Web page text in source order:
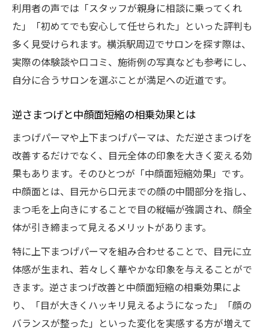
利用者の声では「スタッフが親身に相談に乗ってくれ
た」「初めてでも安心して任せられた」といった評判も
多く見受けられます。横浜駅周辺でサロンを探す際は、
実際の体験談や口コミ、施術例の写真なども参考にし、
自分に合うサロンを選ぶことが満足への近道です。
逆さまつげと中顔面短縮の相乗効果とは
まつげパーマや上下まつげパーマは、ただ逆さまつげを
改善するだけでなく、目元全体の印象を大きく変える効
果もあります。そのひとつが「中顔面短縮効果」です。
中顔面とは、目元から口元までの顔の中間部分を指し、
まつ毛を上向きにすることで目の縦幅が強調され、顔全
体が引き締まって見えるメリットがあります。
特に上下まつげパーマを組み合わせることで、目元に立
体感が生まれ、若々しく華やかな印象を与えることがで
きます。逆さまつげ改善と中顔面短縮の相乗効果によ
り、「目が大きくハッキリ見えるようになった」「顔の
バランスが整った」といった変化を実感する方が増えて